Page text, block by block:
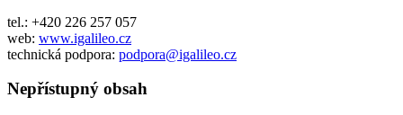
tel.: +420 226 257 057
web: www.igalileo.cz
technická podpora: podpora@igalileo.cz
Nepřístupný obsah